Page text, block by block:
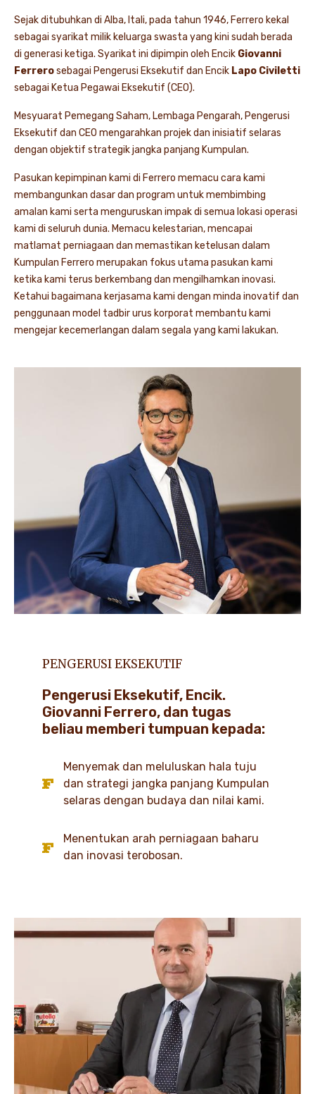
Sejak ditubuhkan di Alba, Itali, pada tahun 1946, Ferrero kekal
sebagai syarikat milik keluarga swasta yang kini sudah berada
di generasi ketiga. Syarikat ini dipimpin oleh Encik Giovanni
Ferrerosebagai Pengerusi Eksekutif dan Encik Lapo Civiletti
sebagai Ketua Pegawai Eksekutif (CEO).
Mesyuarat Pemegang Saham, Lembaga Pengarah, Pengerusi
Eksekutif dan CEO mengarahkan projek dan inisiatif selaras
dengan objektif strategik jangka panjang Kumpulan.
Pasukan kepimpinan kami di Ferrero memacu cara kami
membangunkan dasar dan program untuk membimbing
amalan kami serta menguruskan impak di semua lokasi operasi
kami di seluruh dunia. Memacu kelestarian, mencapai
matlamat perniagaan dan memastikan ketelusan dalam
Kumpulan Ferrero merupakan fokus utama pasukan kami
ketika kami terus berkembang dan mengilhamkan inovasi.
Ketahui bagaimana kerjasama kami dengan minda inovatif dan
penggunaan model tadbir urus korporat membantu kami
mengejar kecemerlangan dalam segala yang kami lakukan.
PENGERUSI EKSEKUTIF
Pengerusi Eksekutif, Encik.
Giovanni Ferrero, dan tugas
beliau memberi tumpuan kepada:
Menyemak dan meluluskan hala tuju
dan strategi jangka panjang Kumpulan
selaras dengan budaya dan nilai kami.
Menentukan arah perniagaan baharu
dan inovasi terobosan.